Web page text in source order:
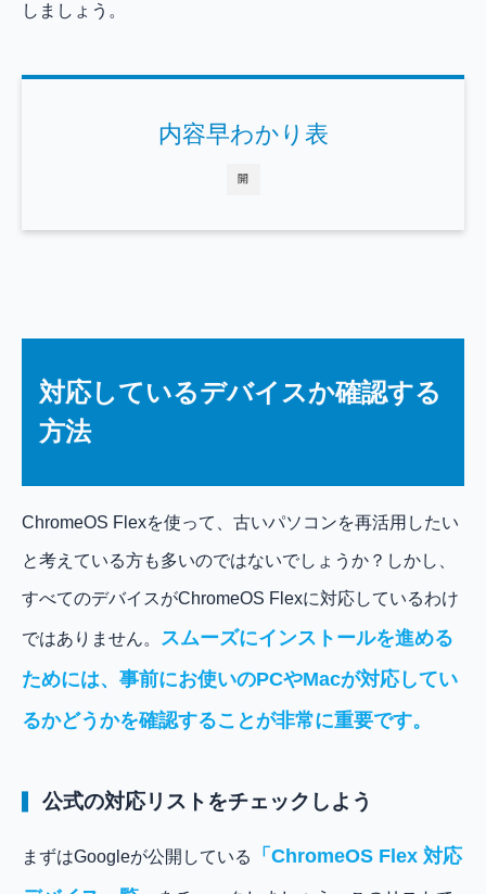
しましょう。
開
内容早わかり表
対応しているデバイスか確認する
方法
ChromeOS Flexを使って、古いパソコンを再活用したい
と考えている方も多いのではないでしょうか？しかし、
すべてのデバイスがChromeOS Flexに対応しているわけ
ではありません。
スムーズにインストールを進める
ためには、事前にお使いのPCやMacが対応してい
るかどうかを確認することが非常に重要です。
公式の対応リストをチェックしよう
まずはGoogleが公開している
「ChromeOS Flex 対応